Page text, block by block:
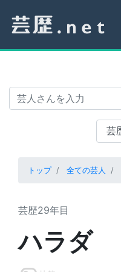
トップ 全ての芸人
芸歴29年目
ハラダ